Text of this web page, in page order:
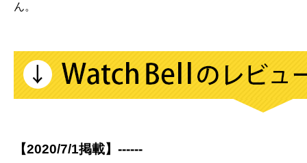
ん。
【2020/7/1掲載】------